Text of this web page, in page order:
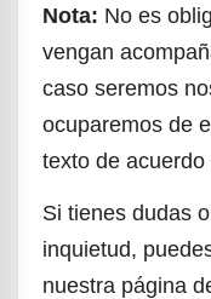
Nota: No es
vengan
caso seremos
ocuparemos de
texto de
Si tienes dudas
inquietud,
nuestra página